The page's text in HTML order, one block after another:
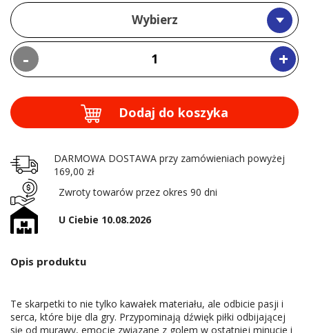
Wybierz
- +
Dodaj do koszyka
DARMOWA DOSTAWA przy zamówieniach powyżej
169,00 zł
Zwroty towarów przez okres 90 dni
U Ciebie 10.08.2026
Opis produktu
Te skarpetki to nie tylko kawałek materiału, ale odbicie pasji i
serca, które bije dla gry. Przypominają dźwięk piłki odbijającej
się od murawy, emocje związane z golem w ostatniej minucie i